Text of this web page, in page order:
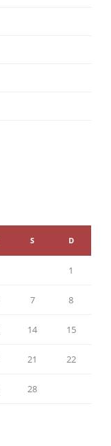
S D
1
7 8
14 15
21 22
28